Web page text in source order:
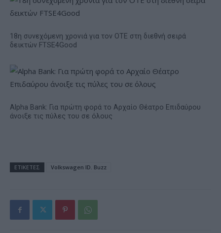
18η συνεχόμενη χρονιά για τον ΟΤΕ στη διεθνή σειρά
δεικτών FTSE4Good
Alpha Bank: Για πρώτη φορά το Αρχαίο Θέατρο Επιδαύρου
άνοιξε τις πύλες του σε όλους
ΕΤΙΚΕΤΕΣ Volkswagen ID. Buzz